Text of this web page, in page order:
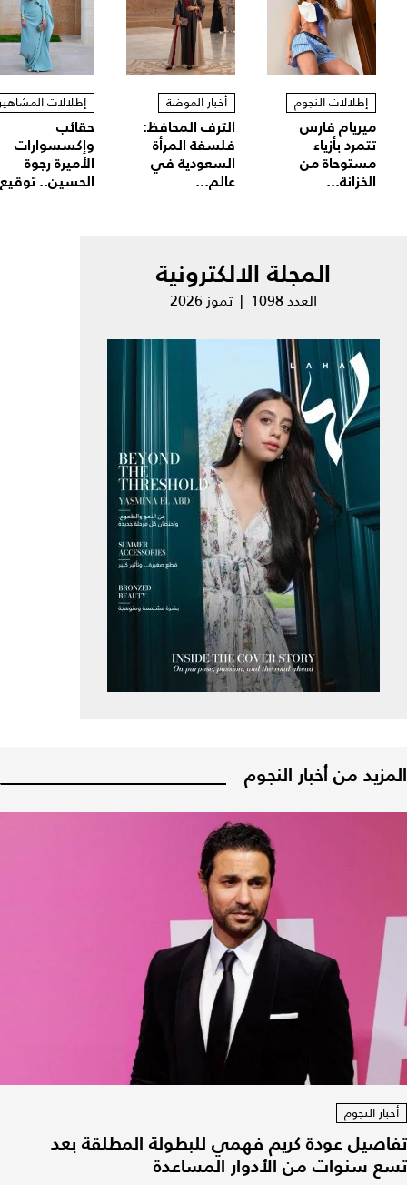
إطلالات النجوم
ميريام فارس
تتمرد بأزياء
مستوحاة من
الخزانة...
أخبار الموضة
الترف المحافظ:
فلسفة المرأة
السعودية في
عالم...
إطلالات
حقائب
وإكسسوارات
الأميرة رجوة
الحسين..
المجلة الالكترونية
العدد 1098 | تموز 2026
المزيد من أخبار النجوم
أخبار النجوم
تفاصيل عودة كريم فهمي للبطولة المطلقة بعد
تسع سنوات من الأدوار المساعدة